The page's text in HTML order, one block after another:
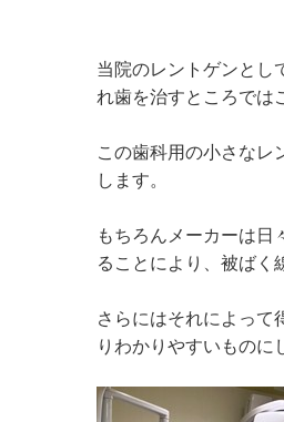
当院のレントゲンとし
れ歯を治すところでは
この歯科用の小さなレ
します。
もちろんメーカーは
ることにより、被ばく
さらにはそれによって
りわかりやすいものに